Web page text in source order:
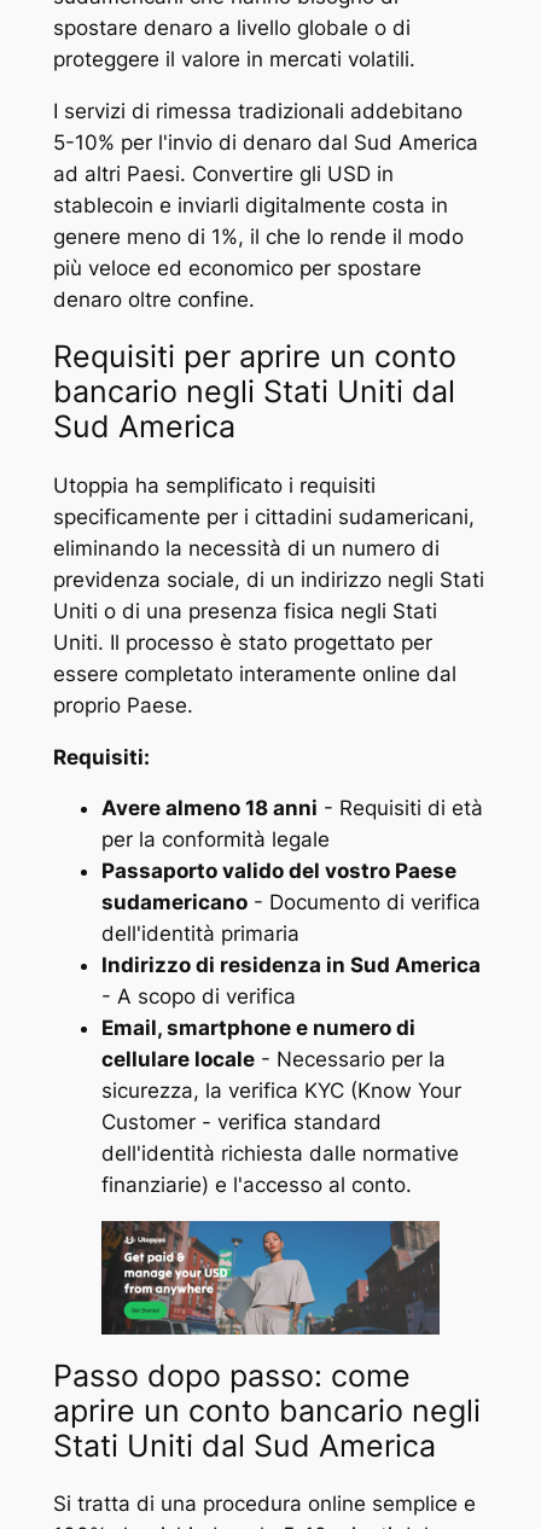
spostare denaro a livello globale o di
proteggere il valore in mercati volatili.
I servizi di rimessa tradizionali addebitano
5-10% per l'invio di denaro dal Sud America
ad altri Paesi. Convertire gli USD in
stablecoin e inviarli digitalmente costa in
genere meno di 1%, il che lo rende il modo
più veloce ed economico per spostare
denaro oltre confine.
Requisiti per aprire un conto
bancario negli Stati Uniti dal
Sud America
Utoppia ha semplificato i requisiti
specificamente per i cittadini sudamericani,
eliminando la necessità di un numero di
previdenza sociale, di un indirizzo negli Stati
Uniti o di una presenza fisica negli Stati
Uniti. Il processo è stato progettato per
essere completato interamente online dal
proprio Paese.
Requisiti:
Avere almeno 18 anni - Requisiti di età
per la conformità legale
Passaporto valido del vostro Paese
sudamericano- Documento di verifica
dell'identità primaria
Indirizzo di residenza in Sud America
- A scopo di verifica
Email, smartphone e numero di
cellulare locale- Necessario per la
sicurezza, la verifica KYC (Know Your
Customer - verifica standard
dell'identità richiesta dalle normative
finanziarie) e l'accesso al conto.
Passo dopo passo: come
aprire un conto bancario negli
Stati Uniti dal Sud America
Si tratta di una procedura online semplice e